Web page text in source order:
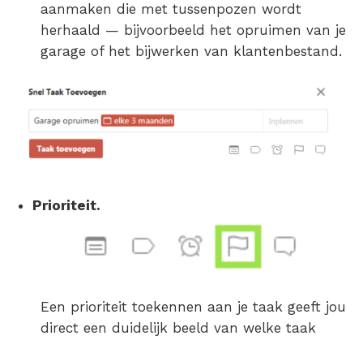
aanmaken die met tussenpozen wordt
herhaald — bijvoorbeeld het opruimen van je
garage of het bijwerken van klantenbestand.
Prioriteit.
Een prioriteit toekennen aan je taak geeft jou
direct een duidelijk beeld van welke taak